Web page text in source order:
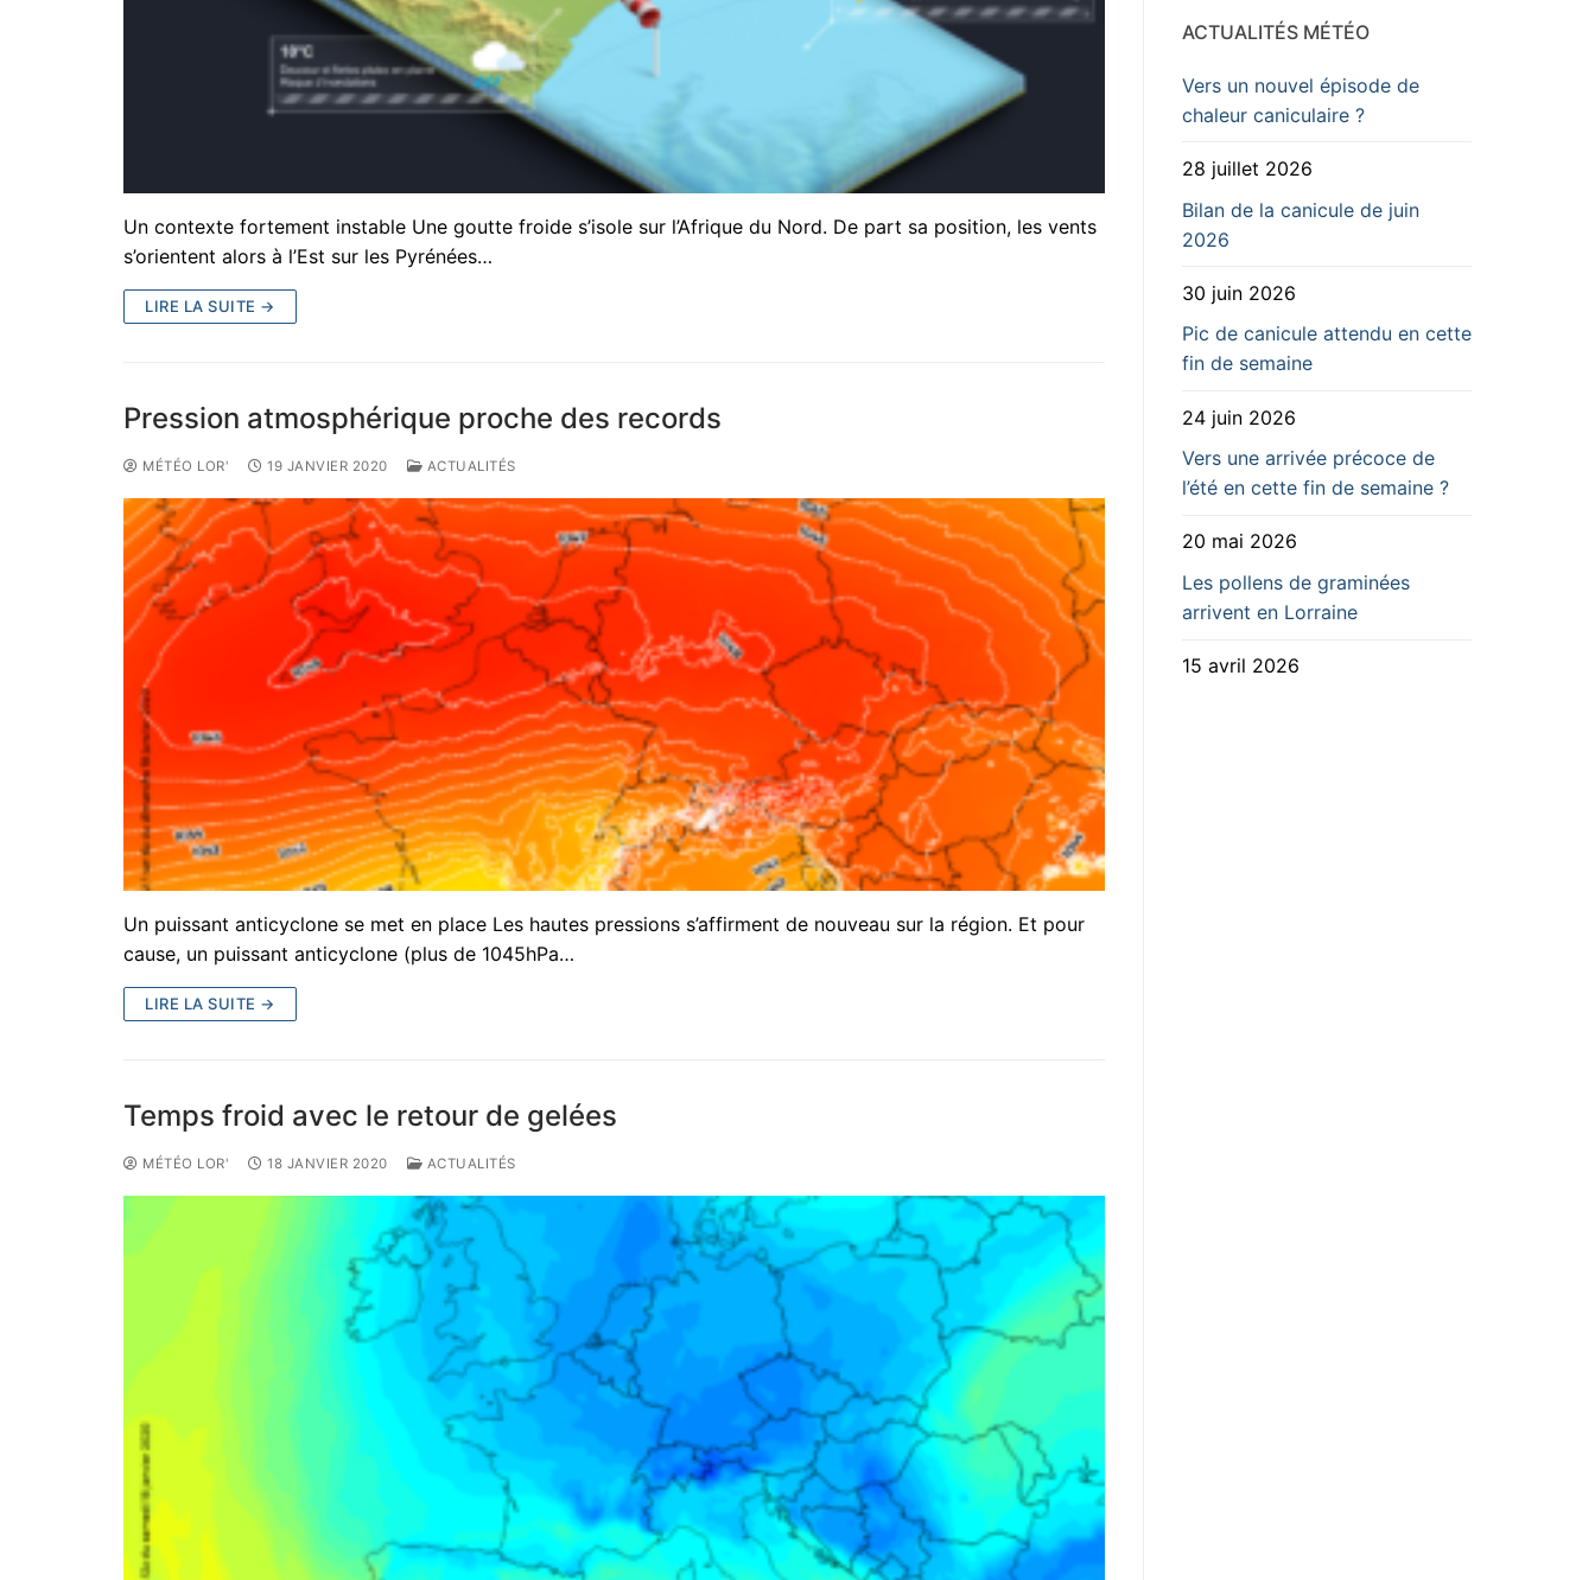
Un contexte fortement instable Une goutte froide s’isole sur l’Afrique du Nord. De part sa position, les vents
s’orientent alors à l’Est sur les Pyrénées…
LIRE LA SUITE →
Pression atmosphérique proche des records
MÉTÉO LOR' 19 JANVIER 2020 ACTUALITÉS
Un puissant anticyclone se met en place Les hautes pressions s’affirment de nouveau sur la région. Et pour
cause, un puissant anticyclone (plus de 1045hPa…
LIRE LA SUITE →
Temps froid avec le retour de gelées
MÉTÉO LOR' 18 JANVIER 2020 ACTUALITÉS
ACTUALITÉS MÉTÉO
Vers un nouvel épisode de
chaleur caniculaire ?
28 juillet 2026
Bilan de la canicule de juin
2026
30 juin 2026
Pic de canicule attendu en cette
fin de semaine
24 juin 2026
Vers une arrivée précoce de
l’été en cette fin de semaine ?
20 mai 2026
Les pollens de graminées
arrivent en Lorraine
15 avril 2026